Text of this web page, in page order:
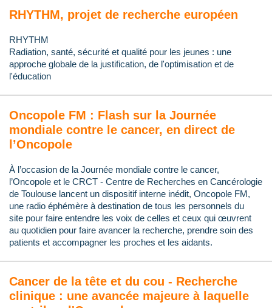
RHYTHM, projet de recherche européen
RHYTHM
Radiation, santé, sécurité et qualité pour les jeunes : une
approche globale de la justification, de l'optimisation et de
l'éducation
Oncopole FM : Flash sur la Journée
mondiale contre le cancer, en direct de
l’Oncopole
À l’occasion de la Journée mondiale contre le cancer,
l’Oncopole et le CRCT - Centre de Recherches en Cancérologie
de Toulouse lancent un dispositif interne inédit, Oncopole FM,
une radio éphémère à destination de tous les personnels du
site pour faire entendre les voix de celles et ceux qui œuvrent
au quotidien pour faire avancer la recherche, prendre soin des
patients et accompagner les proches et les aidants.
Cancer de la tête et du cou - Recherche
clinique : une avancée majeure à laquelle